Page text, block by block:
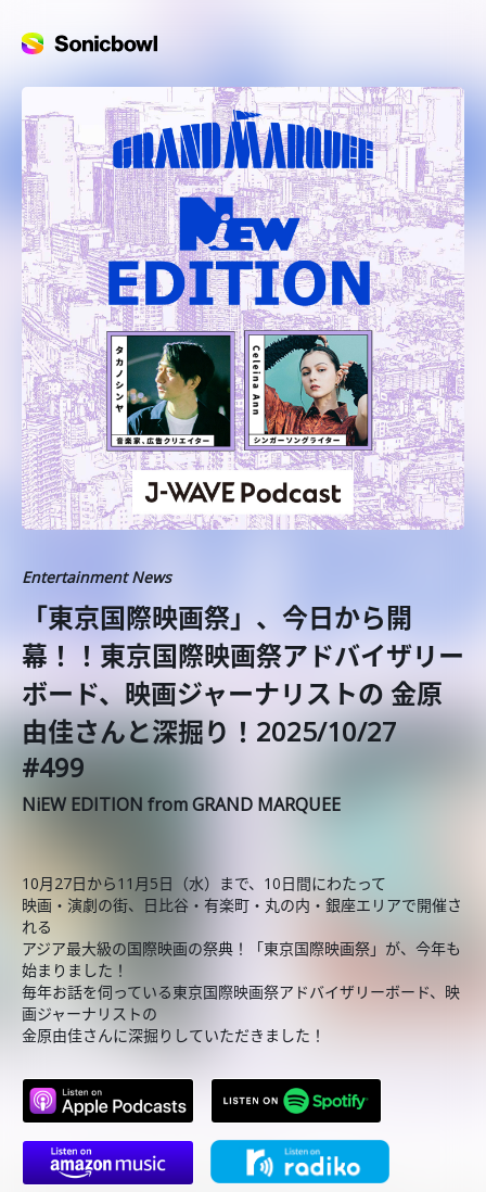
Entertainment News
「東京国際映画祭」、今日から開
幕！！東京国際映画祭アドバイザリー
ボード、映画ジャーナリストの 金原
由佳さんと深掘り！2025/10/27
#499
NiEW EDITION from GRAND MARQUEE
10月27日から11月5日（水）まで、10日間にわたって
映画・演劇の街、日比谷・有楽町・丸の内・銀座エリアで開催さ
れる
アジア最大級の国際映画の祭典！「東京国際映画祭」が、今年も
始まりました！
毎年お話を伺っている東京国際映画祭アドバイザリーボード、映
画ジャーナリストの
金原由佳さんに深掘りしていただきました！